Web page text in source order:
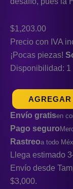
$1,203.00
Precio con IVA
¡Pocas piezas!
Disponibilidad: 1
Envío gratisen
Pago seguro
Rastreoa todo
Llega estimado
Envío desde
$3,000.